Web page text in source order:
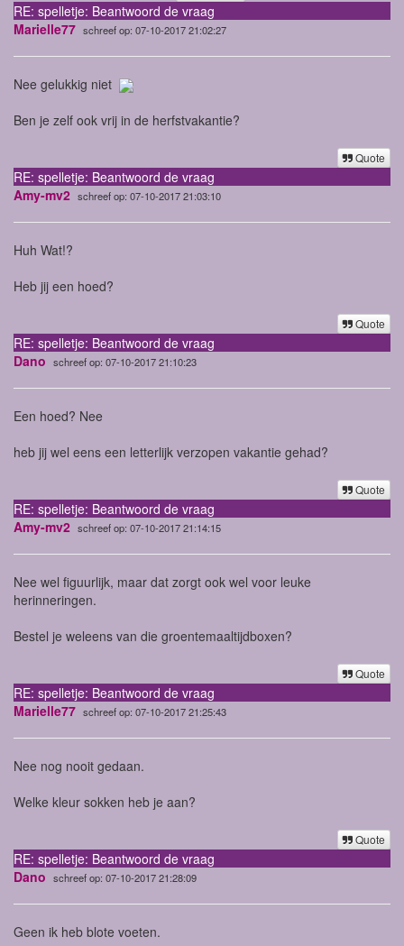
RE: spelletje: Beantwoord de vraag
Marielle77 schreef op: 07-10-2017 21:02:27
Nee gelukkig niet
Ben je zelf ook vrij in de herfstvakantie?
Quote
RE: spelletje: Beantwoord de vraag
Amy-mv2 schreef op: 07-10-2017 21:03:10
Huh Wat!?
Heb jij een hoed?
Quote
RE: spelletje: Beantwoord de vraag
Dano schreef op: 07-10-2017 21:10:23
Een hoed? Nee
heb jij wel eens een letterlijk verzopen vakantie gehad?
Quote
RE: spelletje: Beantwoord de vraag
Amy-mv2 schreef op: 07-10-2017 21:14:15
Nee wel figuurlijk, maar dat zorgt ook wel voor leuke
herinneringen.
Bestel je weleens van die groentemaaltijdboxen?
Quote
RE: spelletje: Beantwoord de vraag
Marielle77 schreef op: 07-10-2017 21:25:43
Nee nog nooit gedaan.
Welke kleur sokken heb je aan?
Quote
RE: spelletje: Beantwoord de vraag
Dano schreef op: 07-10-2017 21:28:09
Geen ik heb blote voeten.